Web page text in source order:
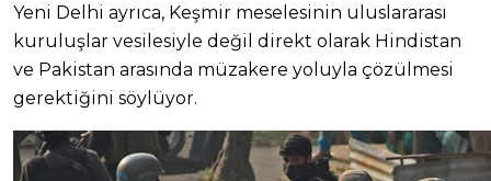
Yeni Delhi ayrıca, Keşmir meselesinin uluslararası
kuruluşlar vesilesiyle değil direkt olarak Hindistan
ve Pakistan arasında müzakere yoluyla çözülmesi
gerektiğini söylüyor.